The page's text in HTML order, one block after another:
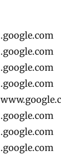
.google.com
.google.com
.google.com
.google.com
.google.com
.google.com
.google.com